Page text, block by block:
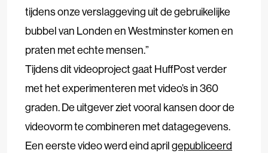
tijdens onze verslaggeving uit de gebruikelijke
bubbel van Londen en Westminster komen en
praten met echte mensen.”
Tijdens dit videoproject gaat HuffPost verder
met het experimenteren met video’s in 360
graden. De uitgever ziet vooral kansen door de
videovorm te combineren met datagegevens.
Een eerste video werd eind aprilgepubliceerd